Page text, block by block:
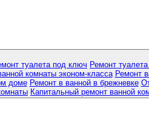
туалета под ключ Ремонт
комнаты эконом-класса Ремонт
доме Ремонт в ванной в брежневке
Капитальный ремонт ванной